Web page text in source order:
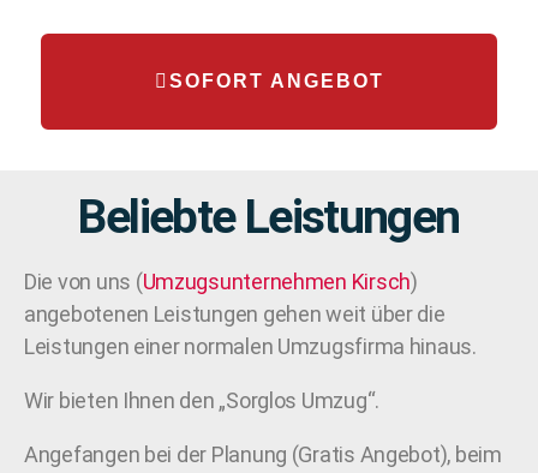
SOFORT ANGEBOT
Beliebte Leistungen
Die von uns (Umzugsunternehmen Kirsch)
angebotenen Leistungen gehen weit über die
Leistungen einer normalen Umzugsfirma hinaus.
Wir bieten Ihnen den „Sorglos Umzug“.
Angefangen bei der Planung (Gratis Angebot), beim